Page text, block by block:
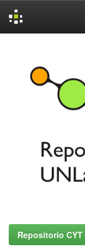
Repositorio CYT